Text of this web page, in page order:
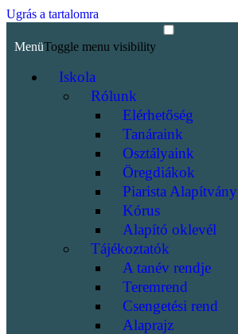
Ugrás a tartalomra
MenüToggle menu visibility
Iskola
Rólunk
Elérhetőség
Tanáraink
Osztályaink
Öregdiákok
Piarista Alapítvány
Kórus
Alapító oklevél
Tájékoztatók
A tanév rendje
Teremrend
Csengetési rend
Alaprajz